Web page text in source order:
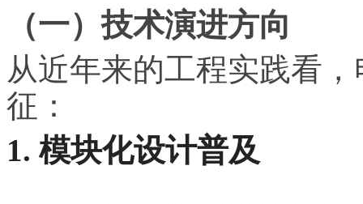
（一）技术演进方向
从近年来的工程实践看
征：
1. 模块化设计普及